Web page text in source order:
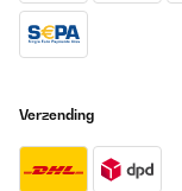
Verzending